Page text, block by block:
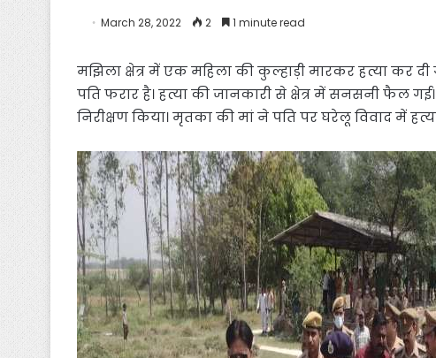
March 28, 2022 2 1 minute read
मझिला क्षेत्र में एक महिला की कुल्हाड़ी मारकर हत्या कर
पति फरार है। हत्या की जानकारी से क्षेत्र में सनसनी फैल
निरीक्षण किया। मृतका की मां ने पति पर घरेलू विवाद में